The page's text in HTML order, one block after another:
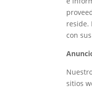
reside.
con
sitios